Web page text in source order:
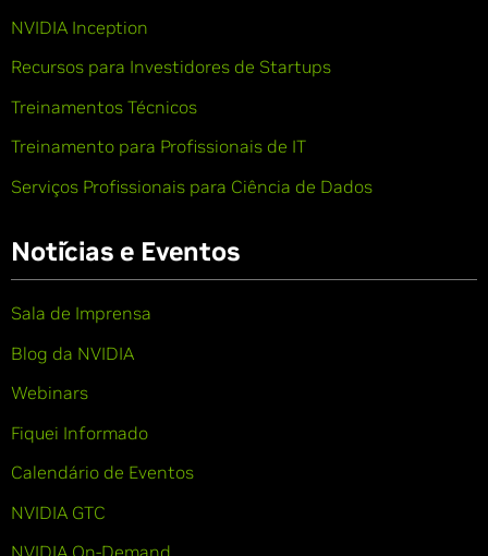
NVIDIA Inception
Recursos para Investidores de Startups
Treinamentos Técnicos
Treinamento para Profissionais de IT
Serviços Profissionais para Ciência de Dados
Notícias e Eventos
Sala de Imprensa
Blog da NVIDIA
Webinars
Fiquei Informado
Calendário de Eventos
NVIDIA GTC